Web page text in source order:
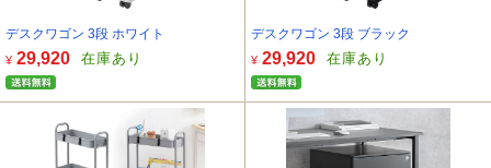
デスクワゴン 3段 ホワイト
¥ 29,920 在庫あり
デスクワゴン 3段 ブラック
¥ 29,920 在庫あり